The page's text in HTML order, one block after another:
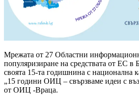
Мрежата от 27 Областни
популяризиране на средствата от ЕС в
своята 15-та годишнина с национална
„15 години ОИЦ – свързваме идеи с
от ОИЦ -Враца.